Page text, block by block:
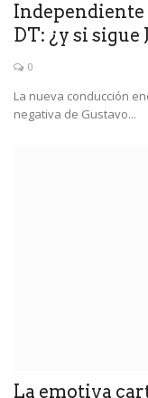
Independiente
DT: ¿y si sigue
0
La nueva conducción
negativa de Gustavo...
La emotiva